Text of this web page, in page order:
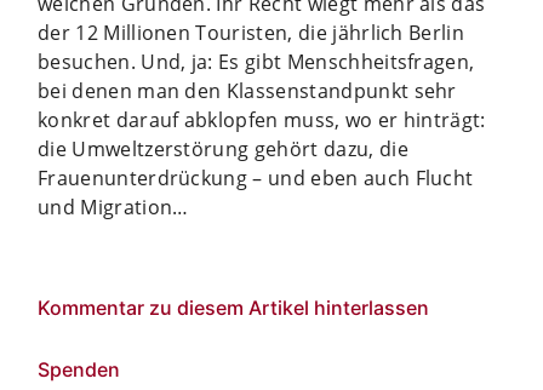
der 12 Millionen Touristen, die jährlich Berlin
besuchen. Und, ja: Es gibt Menschheitsfragen,
bei denen man den Klassenstandpunkt sehr
konkret darauf abklopfen muss, wo er hinträgt:
die Umweltzerstörung gehört dazu, die
Frauenunterdrückung – und eben auch Flucht
und Migration…
Kommentar zu diesem Artikel hinterlassen
Spenden